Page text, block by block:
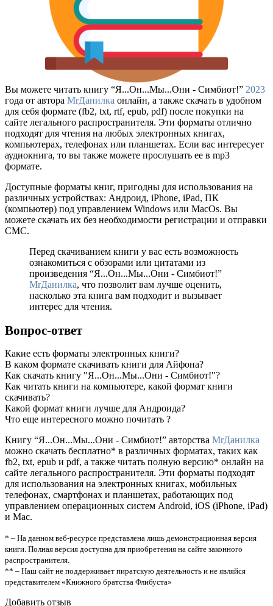
Вы можете читать книгу “Я...Он...Мы...Они - Симбиот!” 2023
года от автора MrДанилка онлайн, а также скачать в удобном
для себя формате (fb2, txt, rtf, epub, pdf) после покупки на
сайте легального распространителя. Эти форматы отлично
подходят для чтения на любых электронных книгах,
компьютерах, телефонах или планшетах. Если вас интересует
аудиокнига, то вы также можете прослушать ее в mp3
формате.
Доступные форматы книг, пригодны для использования на
различных устройствах: Андроид, iPhone, iPad, ПК
(компьютер) под управлением Windows или MacOs. Вы
можете скачать их без необходимости регистрации и отправки
СМС.
Перед скачиванием книги у вас есть возможность
ознакомиться с обзорами или цитатами из
произведения “Я...Он...Мы...Они - Симбиот!”
MrДанилка, что позволит вам лучше оценить,
насколько эта книга вам подходит и вызывает
интерес для чтения.
Вопрос-ответ
Какие есть форматы электронных книги?
В каком формате скачивать книги для Айфона?
Как скачать книгу "Я...Он...Мы...Они - Симбиот!"?
Как читать книги на компьютере, какой формат книги
скачивать?
Какой формат книги лучше для Андроида?
Что еще интересного можно почитать ?
Книгу “Я...Он...Мы...Они - Симбиот!” авторства MrДанилка
можно скачать бесплатно* в различных форматах, таких как
fb2, txt, epub и pdf, а также читать полную версию* онлайн на
сайте легального распространителя. Эти форматы подходят
для использования на электронных книгах, мобильных
телефонах, смартфонах и планшетах, работающих под
управлением операционных систем Android, iOS (iPhone, iPad)
и Mac.
* – На данном веб-ресурсе представлена лишь демонстрационная версия
книги. Полная версия доступна для приобретения на сайте законного
распространителя.
** – Наш сайт не поддерживает пиратскую деятельность и не являйся
представителем «Книжного братства Флибуста»
Добавить отзыв